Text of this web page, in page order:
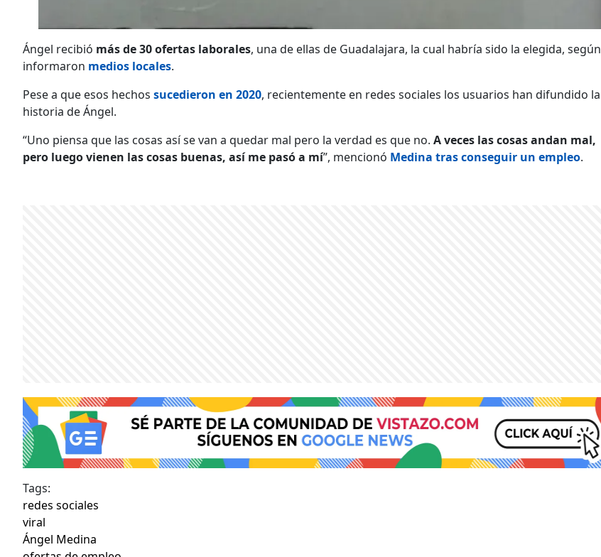
Ángel recibió más de 30 ofertas laborales, una de ellas de Guadalajara, la cual habría sido la elegida, según
informaron medios locales.
Pese a que esos hechos sucedieron en 2020, recientemente en redes sociales los usuarios han difundido la
historia de Ángel.
“Uno piensa que las cosas así se van a quedar mal pero la verdad es que no. A veces las cosas andan mal,
pero luego vienen las cosas buenas, así me pasó a mí”, mencionó Medina tras conseguir un empleo.
Tags:
redes sociales
viral
Ángel Medina